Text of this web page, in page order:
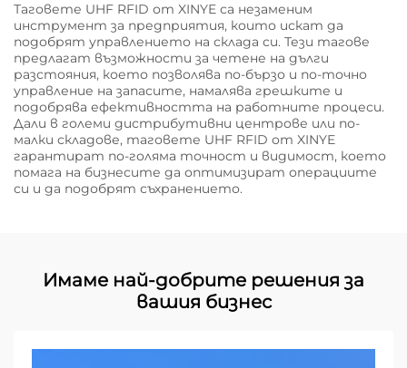
Таговете UHF RFID от XINYE са незаменим
инструмент за предприятия, които искат да
подобрят управлението на склада си. Тези тагове
предлагат възможности за четене на дълги
разстояния, което позволява по-бързо и по-точно
управление на запасите, намалява грешките и
подобрява ефективността на работните процеси.
Дали в големи дистрибутивни центрове или по-
малки складове, таговете UHF RFID от XINYE
гарантират по-голяма точност и видимост, което
помага на бизнесите да оптимизират операциите
си и да подобрят съхранението.
Имаме най-добрите решения за
вашия бизнес